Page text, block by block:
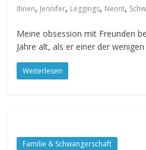
Ihnen, Jennifer, Leggings, Nennt,
Meine obsession mit Freunden
Jahre alt, als er einer der
Weiterlesen
Familie & Schwangerschaft